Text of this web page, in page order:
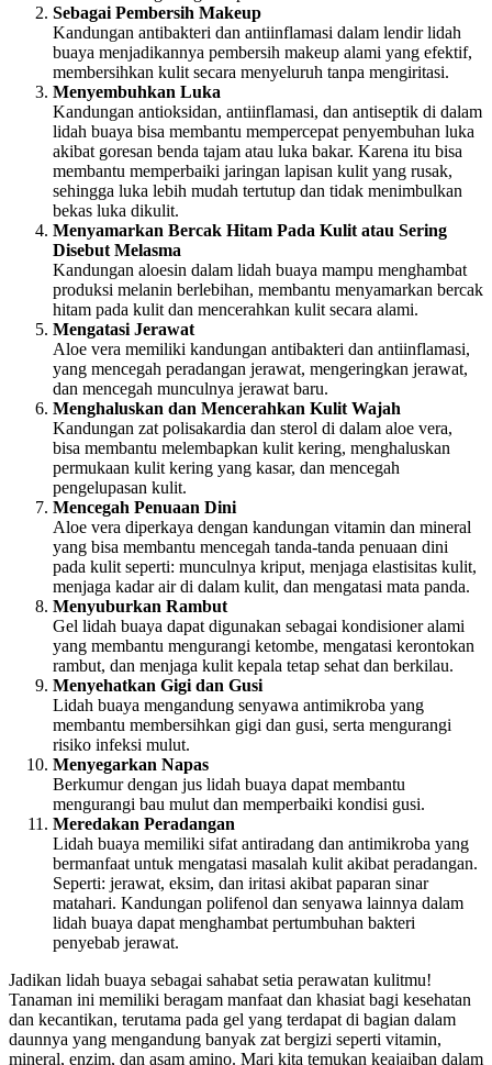
Sebagai Pembersih Makeup
Kandungan antibakteri dan antiinflamasi dalam lendir lidah
buaya menjadikannya pembersih makeup alami yang efektif,
membersihkan kulit secara menyeluruh tanpa mengiritasi.
Menyembuhkan Luka
Kandungan antioksidan, antiinflamasi, dan antiseptik di dalam
lidah buaya bisa membantu mempercepat penyembuhan luka
akibat goresan benda tajam atau luka bakar. Karena itu bisa
membantu memperbaiki jaringan lapisan kulit yang rusak,
sehingga luka lebih mudah tertutup dan tidak menimbulkan
bekas luka dikulit.
Menyamarkan Bercak Hitam Pada Kulit atau Sering
Disebut Melasma
Kandungan aloesin dalam lidah buaya mampu menghambat
produksi melanin berlebihan, membantu menyamarkan bercak
hitam pada kulit dan mencerahkan kulit secara alami.
Mengatasi Jerawat
Aloe vera memiliki kandungan antibakteri dan antiinflamasi,
yang mencegah peradangan jerawat, mengeringkan jerawat,
dan mencegah munculnya jerawat baru.
Menghaluskan dan Mencerahkan Kulit Wajah
Kandungan zat polisakardia dan sterol di dalam aloe vera,
bisa membantu melembapkan kulit kering, menghaluskan
permukaan kulit kering yang kasar, dan mencegah
pengelupasan kulit.
Mencegah Penuaan Dini
Aloe vera diperkaya dengan kandungan vitamin dan mineral
yang bisa membantu mencegah tanda-tanda penuaan dini
pada kulit seperti: munculnya kriput, menjaga elastisitas kulit,
menjaga kadar air di dalam kulit, dan mengatasi mata panda.
Menyuburkan Rambut
Gel lidah buaya dapat digunakan sebagai kondisioner alami
yang membantu mengurangi ketombe, mengatasi kerontokan
rambut, dan menjaga kulit kepala tetap sehat dan berkilau.
Menyehatkan Gigi dan Gusi
Lidah buaya mengandung senyawa antimikroba yang
membantu membersihkan gigi dan gusi, serta mengurangi
risiko infeksi mulut.
Menyegarkan Napas
Berkumur dengan jus lidah buaya dapat membantu
mengurangi bau mulut dan memperbaiki kondisi gusi.
Meredakan Peradangan
Lidah buaya memiliki sifat antiradang dan antimikroba yang
bermanfaat untuk mengatasi masalah kulit akibat peradangan.
Seperti: jerawat, eksim, dan iritasi akibat paparan sinar
matahari. Kandungan polifenol dan senyawa lainnya dalam
lidah buaya dapat menghambat pertumbuhan bakteri
penyebab jerawat.
Jadikan lidah buaya sebagai sahabat setia perawatan kulitmu!
Tanaman ini memiliki beragam manfaat dan khasiat bagi kesehatan
dan kecantikan, terutama pada gel yang terdapat di bagian dalam
daunnya yang mengandung banyak zat bergizi seperti vitamin,
mineral, enzim, dan asam amino. Mari kita temukan keajaiban dalam